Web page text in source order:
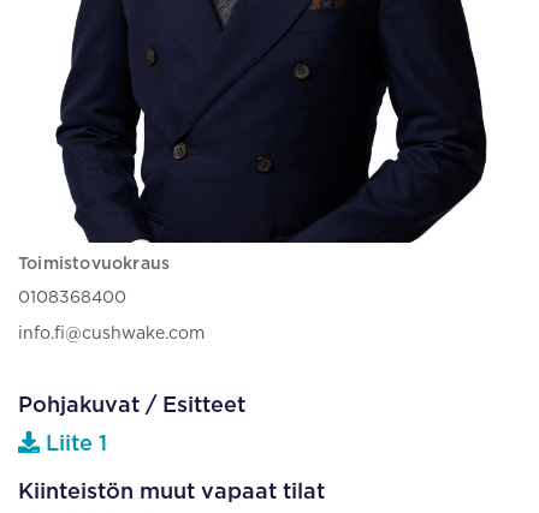
Toimistovuokraus
0108368400
info.fi@cushwake.com
Pohjakuvat / Esitteet
Liite 1
Kiinteistön muut vapaat tilat